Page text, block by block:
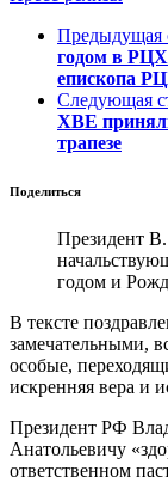
Предыдущая
годом в
епископа
Следующая
ХВЕ
трапезе
Поделиться
Президент
годом и
В тексте
замечательными,
особые,
искренняя вера и
Президент РФ
Анатольевичу
ответственном